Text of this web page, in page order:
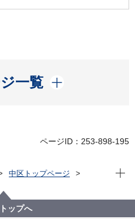
一覧
開く
ページID：253-898-195
中区トップページ
催「第15回ふれあい運動会」
現在
ップへ